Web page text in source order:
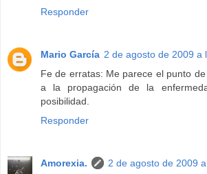
Responder
Mario García 2 de agosto de 2009 a
Fe de erratas: Me parece el punto
a la propagación de la
posibilidad.
Responder
Amorexia.
2 de agosto de 2009